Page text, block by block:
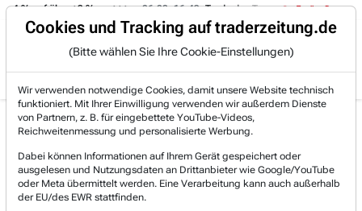
Trading-Room
% auf über +3 %. 06.08. 16:49 Trade des Tages 06.08.
Gratis Account Login
Jetzt registrieren und gratis Artikel lesen.
Bereits bei TraderFox registriert? Jetzt anmelden!
Home Börsen-Nachrichten
Anlagetrends
Eine neue Ära der Computertechnologie bricht an -...
Cookies und Tracking auf traderzeitung.de
(Bitte wählen Sie Ihre Cookie-Einstellungen)
Wir verwenden notwendige Cookies, damit unsere Website technisch
funktioniert. Mit Ihrer Einwilligung verwenden wir außerdem Dienste
von Partnern, z. B. für eingebettete YouTube-Videos,
Reichweitenmessung und personalisierte Werbung.
Dabei können Informationen auf Ihrem Gerät gespeichert oder
ausgelesen und Nutzungsdaten an Drittanbieter wie Google/YouTube
oder Meta übermittelt werden. Eine Verarbeitung kann auch außerhalb
der EU/des EWR stattfinden.